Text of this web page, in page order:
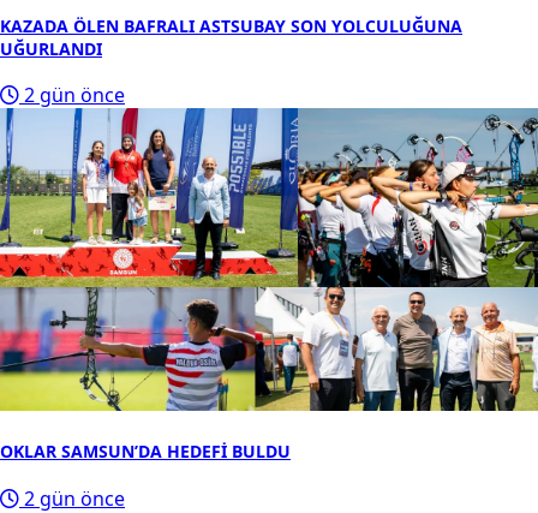
KAZADA ÖLEN BAFRALI ASTSUBAY SON YOLCULUĞUNA
UĞURLANDI
2 gün önce
OKLAR SAMSUN’DA HEDEFİ BULDU
2 gün önce